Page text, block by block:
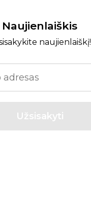
Naujienlaiškis
naujienlaiškį!